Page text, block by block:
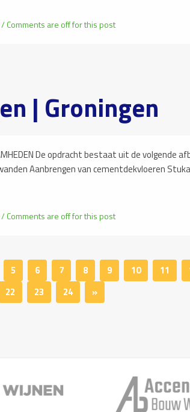
/ Comments are off for this post
| Groningen
De opdracht bestaat uit de volgende
Aanbrengen van cementdekvloeren
/ Comments are off for this post
5 6 7 8 9 10 11
22 23 24 »